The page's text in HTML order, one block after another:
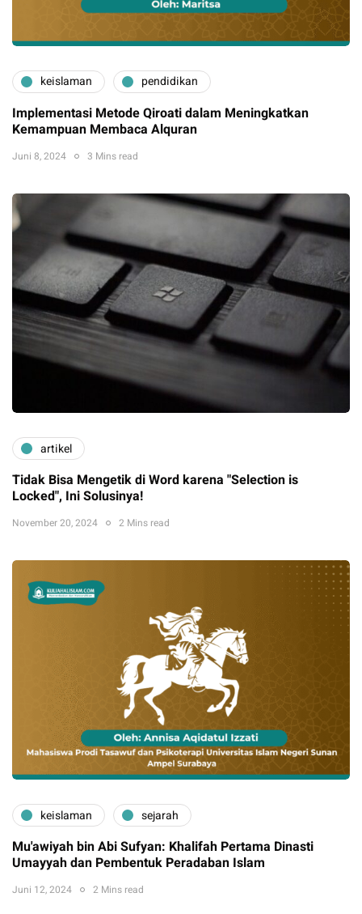
keislaman pendidikan
Implementasi Metode Qiroati dalam Meningkatkan
Kemampuan Membaca Alquran
Juni 8, 2024 3 Mins read
artikel
Tidak Bisa Mengetik di Word karena "Selection is
Locked", Ini Solusinya!
November 20, 2024 2 Mins read
keislaman sejarah
Mu'awiyah bin Abi Sufyan: Khalifah Pertama Dinasti
Umayyah dan Pembentuk Peradaban Islam
Juni 12, 2024 2 Mins read